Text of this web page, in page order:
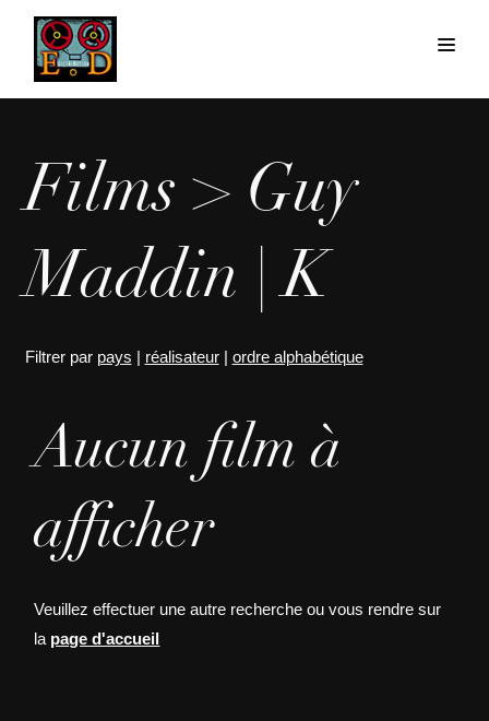
Films > Guy
Maddin | K
Filtrer par pays | réalisateur| ordre alphabétique
Aucun film à
afficher
Veuillez effectuer une autre recherche ou vous rendre sur
la page d'accueil